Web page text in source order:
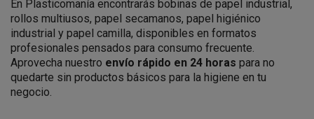
En Plasticomanía encontrarás bobinas de papel industrial,
rollos multiusos, papel secamanos, papel higiénico
industrial y papel camilla, disponibles en formatos
profesionales pensados para consumo frecuente.
Aprovecha nuestro envío rápido en 24 horas para no
quedarte sin productos básicos para la higiene en tu
negocio.